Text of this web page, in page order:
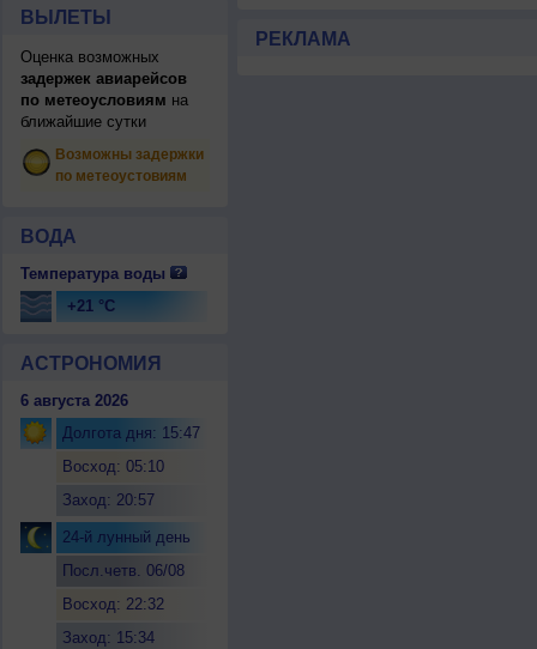
ВЫЛЕТЫ
Оценка возможных
задержек авиарейсов
по метеоусловиям на
ближайшие сутки
Возможны задержки
по метеоустовиям
ВОДА
Температура воды
+21 °C
АСТРОНОМИЯ
6 августа 2026
Долгота дня: 15:47
Восход: 05:10
Заход: 20:57
24-й лунный день
Посл.четв. 06/08
Восход: 22:32
Заход: 15:34
РЕКЛАМА